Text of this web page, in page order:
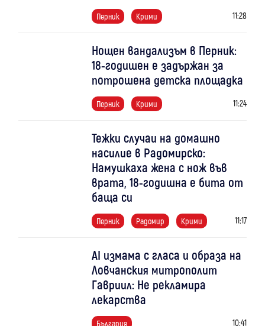
Перник Крими 11:28
Нощен вандализъм в Перник:
18-годишен е задържан за
потрошена детска площадка
Перник Крими 11:24
Тежки случаи на домашно
насилие в Радомирско:
Намушкаха жена с нож във
врата, 18-годишна е бита от
баща си
Перник Радомир Крими 11:17
AI измама с гласа и образа на
Ловчанския митрополит
Гавриил: Не рекламира
лекарства
България 10:41